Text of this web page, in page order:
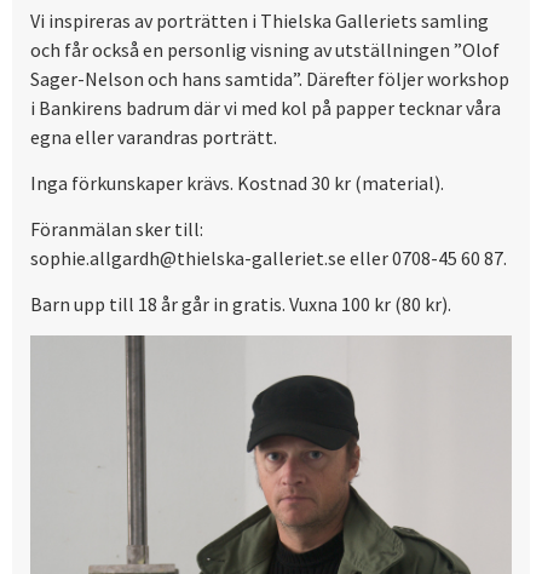
Vi inspireras av porträtten i Thielska Galleriets samling
och får också en personlig visning av utställningen ”Olof
Sager-Nelson och hans samtida”. Därefter följer workshop
i Bankirens badrum där vi med kol på papper tecknar våra
egna eller varandras porträtt.
Inga förkunskaper krävs. Kostnad 30 kr (material).
Föranmälan sker till:
sophie.allgardh@thielska-galleriet.se eller 0708-45 60 87.
Barn upp till 18 år går in gratis. Vuxna 100 kr (80 kr).